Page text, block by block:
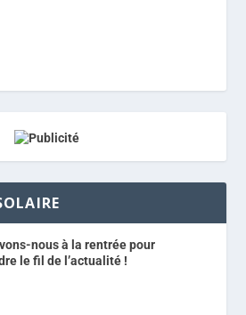
nous à la rentrée pour
le fil de l’actualité !